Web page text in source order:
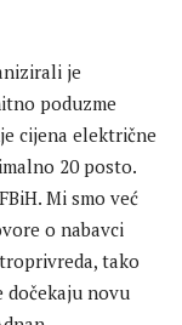
je
poduzme
cijena električne
20 posto.
Mi smo već
o nabavci
tako
dočekaju novu